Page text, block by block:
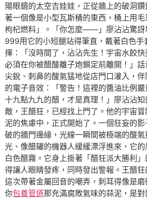
陽眼鏡的太空吉娃娃，正從牆上的破洞
著一個像是小型瓦斯桶的東西，桶上用
枸杞燃料」。「你怎麼——」廖沾沾驚訝
999用它的小短腿站得筆直，戴著白色手
揮：「沒時間了，沾沾先生！宇宙水餃
必須在你被醋酸離子炮鎖定前離開！」
尖銳、刺鼻的酸氣猛地從店門口灌入，
的電子音效：「警告！這裡的醬油比例
十九點九九的醋，才是真理！」廖沾沾
敵，王醋狂，已經找上門了。他的宇宙
泥的焦慮中，正式開始了。一個狂妄的
破的牆門邊緣，光線一瞬間被極端的酸
光、像醋罐的機器人緩緩漂浮進來，它
白色醋霧。它身上掛著「醋狂派大勝利
得讓人眼睛發疼，同時發出警報。王醋狂
這次帶著金屬回音的嘲弄，刺耳得像是磨
你包養管道那充滿腐敗氣味的蒜泥，是